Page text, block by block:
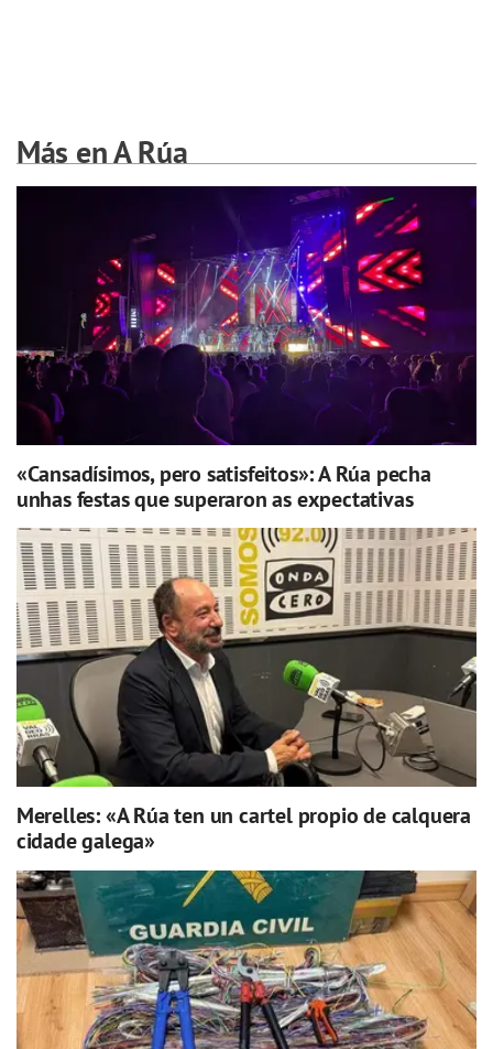
Más en A Rúa
«Cansadísimos, pero satisfeitos»: A Rúa pecha
unhas festas que superaron as expectativas
Merelles: «A Rúa ten un cartel propio de calquera
cidade galega»